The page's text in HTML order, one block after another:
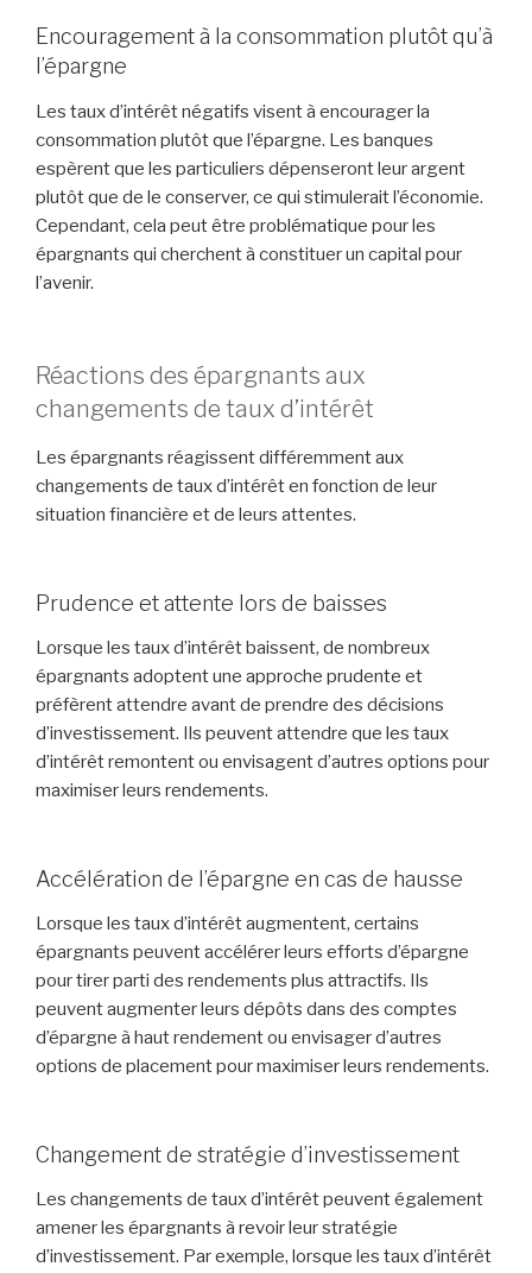
Encouragement à la consommation plutôt qu’à
l’épargne
Les taux d’intérêt négatifs visent à encourager la
consommation plutôt que l’épargne. Les banques
espèrent que les particuliers dépenseront leur argent
plutôt que de le conserver, ce qui stimulerait l’économie.
Cependant, cela peut être problématique pour les
épargnants qui cherchent à constituer un capital pour
l’avenir.
Réactions des épargnants aux
changements de taux d’intérêt
Les épargnants réagissent différemment aux
changements de taux d’intérêt en fonction de leur
situation financière et de leurs attentes.
Prudence et attente lors de baisses
Lorsque les taux d’intérêt baissent, de nombreux
épargnants adoptent une approche prudente et
préfèrent attendre avant de prendre des décisions
d’investissement. Ils peuvent attendre que les taux
d’intérêt remontent ou envisagent d’autres options pour
maximiser leurs rendements.
Accélération de l’épargne en cas de hausse
Lorsque les taux d’intérêt augmentent, certains
épargnants peuvent accélérer leurs efforts d’épargne
pour tirer parti des rendements plus attractifs. Ils
peuvent augmenter leurs dépôts dans des comptes
d’épargne à haut rendement ou envisager d’autres
options de placement pour maximiser leurs rendements.
Changement de stratégie d’investissement
Les changements de taux d’intérêt peuvent également
amener les épargnants à revoir leur stratégie
d’investissement. Par exemple, lorsque les taux d’intérêt